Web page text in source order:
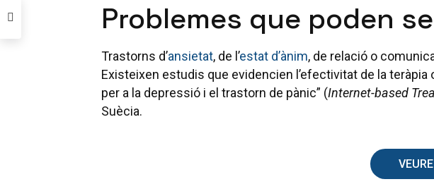
Problemes que poden
Trastorns d’ansietat, de l’estat d’ànim, de relació o
Existeixen estudis que evidencien l’efectivitat de la
per a la depressió i el trastorn de pànic” (Internet-based
Suècia.